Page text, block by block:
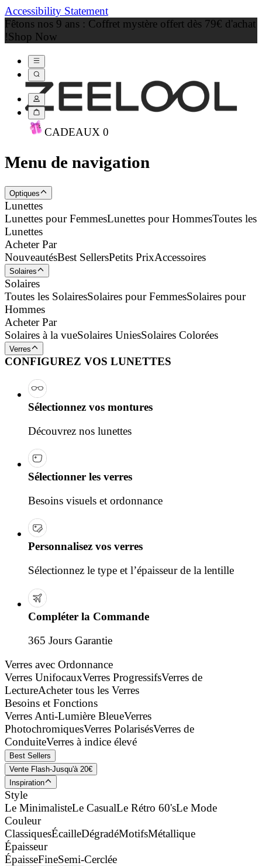
Accessibility Statement
Fêtons nos 9 ans : Coffret mystère offert dès 79€ d'achat
!Shop Now
CADEAUX 0
Menu de navigation
Optiques
Lunettes
Lunettes pour FemmesLunettes pour HommesToutes les
Lunettes
Acheter Par
NouveautésBest SellersPetits PrixAccessoires
Solaires
Solaires
Toutes les SolairesSolaires pour FemmesSolaires pour
Hommes
Acheter Par
Solaires à la vueSolaires UniesSolaires Colorées
Verres
CONFIGUREZ VOS LUNETTES
Sélectionnez vos montures
Découvrez nos lunettes
Sélectionner les verres
Besoins visuels et ordonnance
Personnalisez vos verres
Sélectionnez le type et l’épaisseur de la lentille
Compléter la Commande
365 Jours Garantie
Verres avec Ordonnance
Verres UnifocauxVerres ProgressifsVerres de
LectureAcheter tous les Verres
Besoins et Fonctions
Verres Anti-Lumière BleueVerres
PhotochromiquesVerres PolarisésVerres de
ConduiteVerres à indice élevé
Best Sellers
Vente Flash-Jusqu'à 20€
Inspiration
Style
Le MinimalisteLe CasualLe Rétro 60'sLe Mode
Couleur
ClassiquesÉcailleDégradéMotifsMétallique
Épaisseur
ÉpaisseFineSemi-Cerclée